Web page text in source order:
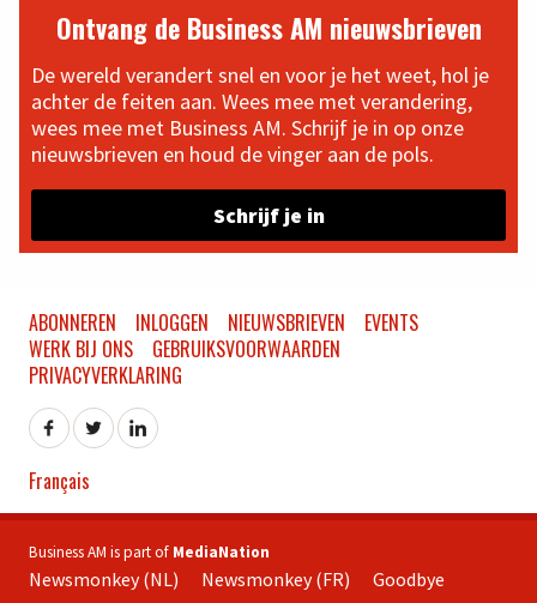
Ontvang de Business AM nieuwsbrieven
De wereld verandert snel en voor je het weet, hol je
achter de feiten aan. Wees mee met verandering,
wees mee met Business AM. Schrijf je in op onze
nieuwsbrieven en houd de vinger aan de pols.
Schrijf je in
ABONNEREN INLOGGEN NIEUWSBRIEVEN
EVENTS
WERK BIJ ONS
GEBRUIKSVOORWAARDEN
PRIVACYVERKLARING
Français
Business AM is part of MediaNation
Newsmonkey (NL) Newsmonkey (FR) Goodbye